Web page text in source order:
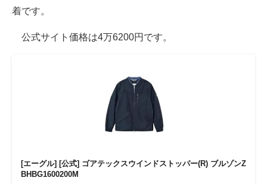
着です。
公式サイト価格は4万6200円です。
[エーグル] [公式] ゴアテックスウインドストッパー(R) ブルゾンZ
BHBG1600200M